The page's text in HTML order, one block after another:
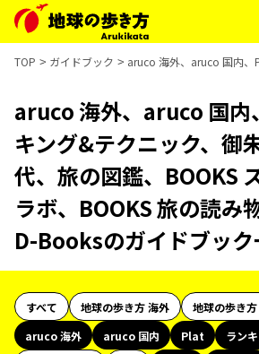
TOP ガイドブック aruco 海外、aruco 国内、
aruco 海外、aruco 国
キング&テクニック、御
代、旅の図鑑、BOOKS
ラボ、BOOKS 旅の読み
D-Booksのガイドブッ
すべて 地球の歩き方 海外
地球の歩き方
aruco 海外
aruco 国内 Plat
ラン